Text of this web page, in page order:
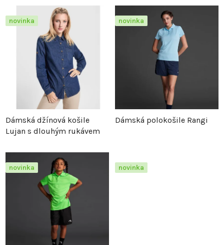
z
p
r
o
p
r
o
d
novinka
Dámská džínová košile
Lujan s dlouhým rukávem
novinka
Dámská polokošile Rangi
novinka novinka